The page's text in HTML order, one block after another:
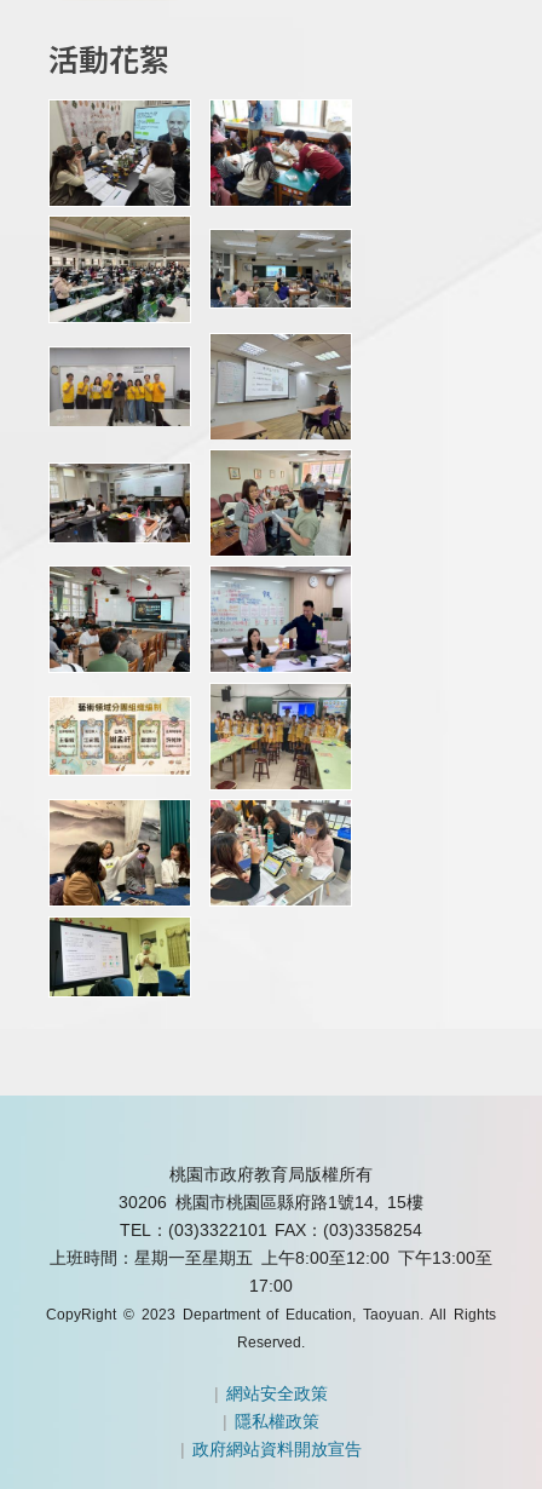
活動花絮
桃園市政府教育局版權所有
30206 桃園市桃園區縣府路1號14, 15樓
TEL：(03)3322101
FAX：(03)3358254
上班時間：星期一至星期五 上午8:00至12:00 下午13:00至
17:00
CopyRight © 2023 Department of Education, Taoyuan. All Rights
Reserved.
|網站安全政策
|隱私權政策
|政府網站資料開放宣告